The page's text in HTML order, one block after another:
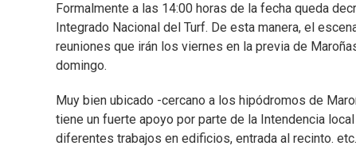
Formalmente a las 14:00 horas de la fecha queda
Integrado Nacional del Turf. De esta manera, el
reuniones que irán los viernes en la previa de
domingo.
Muy bien ubicado -cercano a los hipódromos de
tiene un fuerte apoyo por parte de la Intendencia
diferentes trabajos en edificios, entrada al recinto. etc.